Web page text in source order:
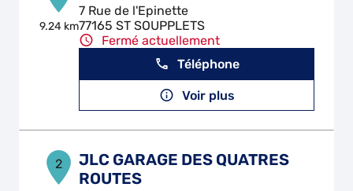
9.24 km
7 Rue de l'Epinette
77165 ST SOUPPLETS
Fermé actuellement
Téléphone
Voir plus
2
JLC GARAGE DES QUATRES
ROUTES